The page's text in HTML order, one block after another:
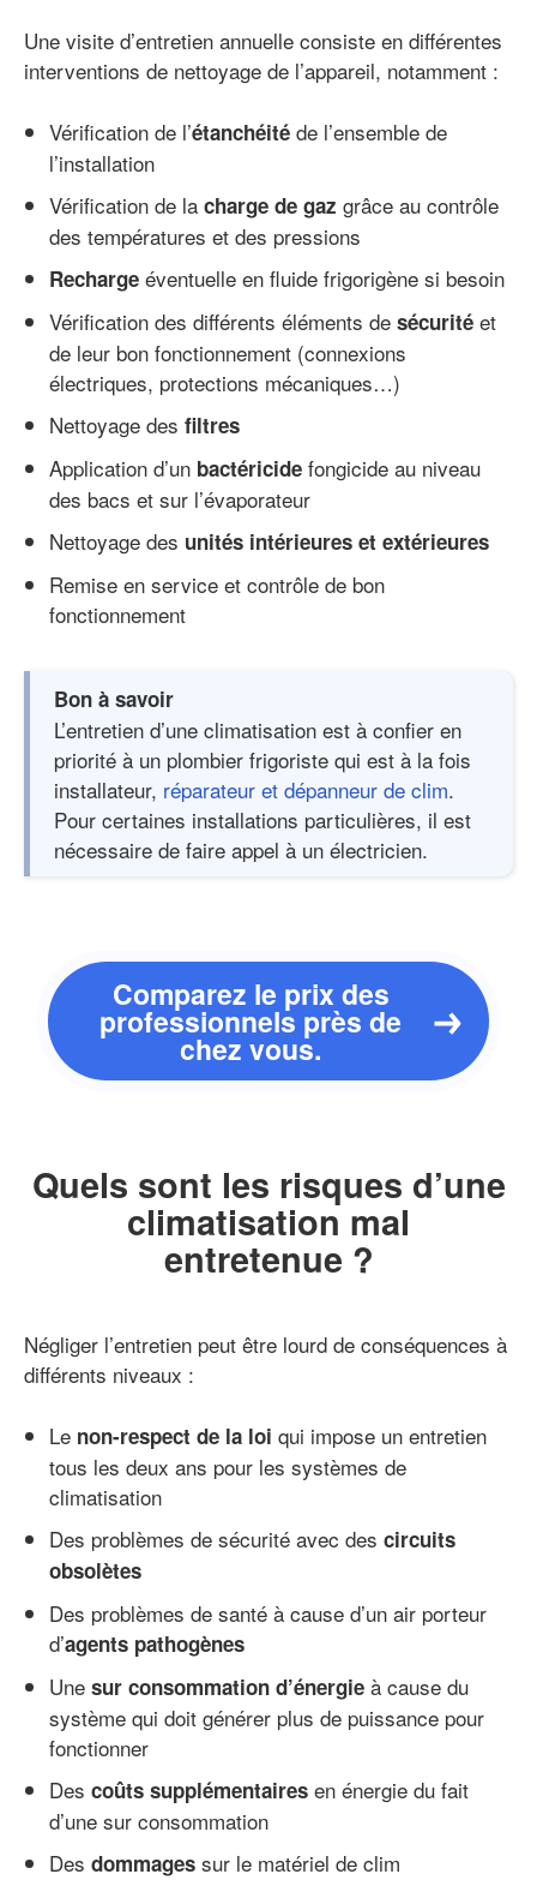
Une visite d’entretien annuelle consiste en différentes
interventions de nettoyage de l’appareil, notamment :
Vérification de l’étanchéité de l’ensemble de
l’installation
Vérification de la charge de gaz grâce au contrôle
des températures et des pressions
Recharge éventuelle en fluide frigorigène si besoin
Vérification des différents éléments de sécurité et
de leur bon fonctionnement (connexions
électriques, protections mécaniques…)
Nettoyage des filtres
Application d’un bactéricide fongicide au niveau
des bacs et sur l’évaporateur
Nettoyage des unités intérieures et extérieures
Remise en service et contrôle de bon
fonctionnement
Bon à savoir
L’entretien d’une climatisation est à confier en
priorité à un plombier frigoriste qui est à la fois
installateur, réparateur et dépanneur de clim.
Pour certaines installations particulières, il est
nécessaire de faire appel à un électricien.
Comparez le prix des
professionnels près de
chez vous.
Quels sont les risques d’une
climatisation mal
entretenue ?
Négliger l’entretien peut être lourd de conséquences à
différents niveaux :
Le non-respect de la loi qui impose un entretien
tous les deux ans pour les systèmes de
climatisation
Des problèmes de sécurité avec des circuits
obsolètes
Des problèmes de santé à cause d’un air porteur
d’agents pathogènes
Une sur consommation d’énergie à cause du
système qui doit générer plus de puissance pour
fonctionner
Des coûts supplémentaires en énergie du fait
d’une sur consommation
Des dommages sur le matériel de clim